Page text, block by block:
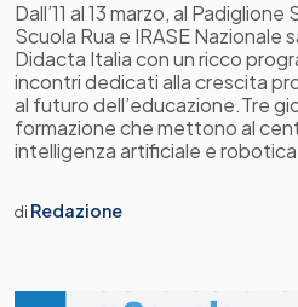
Dall’11 al 13 marzo, al
Scuola Rua e IRASE Nazionale
Didacta Italia con un ricco
incontri dedicati alla crescita
al futuro dell’educazione.Tre
formazione che mettono al
intelligenza artificiale e
di Redazione